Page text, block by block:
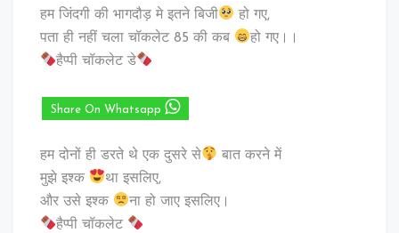
हम जिंदगी की भागदौड़ मे इतने बिजी
हो गए,
पता ही नहीं चला चॉकलेट 85 की कब
हो गए।।
हैप्पी चॉकलेट डे
Share On Whatsapp
हम दोनों ही डरते थे एक दुसरे से
बात करने में
मुझे इश्क
था इसलिए,
और उसे इश्क
ना हो जाए इसलिए।
हैप्पी चॉकलेट